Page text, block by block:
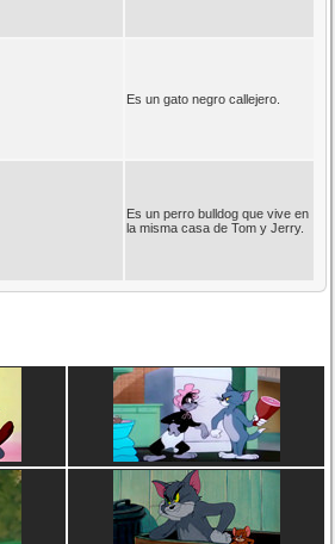
Es un gato negro callejero.
Es un perro bulldog que vive en
la misma casa de Tom y Jerry.